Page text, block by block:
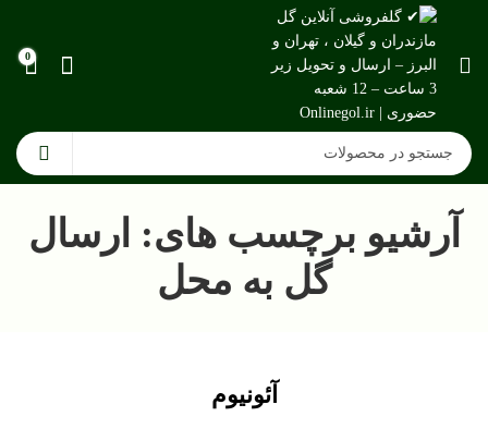
0
آرشیو برچسب های: ارسال
گل به محل
آئونیوم